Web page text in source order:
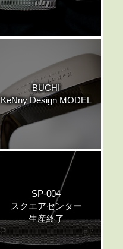
BUCHI
KeNny Design MODEL
SP-004
スクエアセンター
生産終了